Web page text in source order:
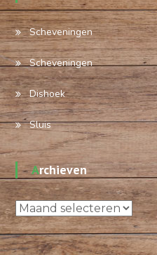
Scheveningen
Scheveningen
Dishoek
Sluis
Archieven
Archieven